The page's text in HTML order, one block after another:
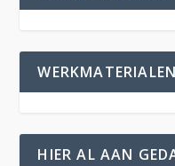
WERKMATERIALEN
HIER AL AAN